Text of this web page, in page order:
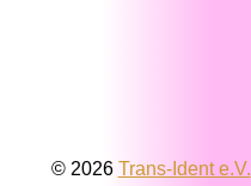
© 2026 Trans-Ident e.V.